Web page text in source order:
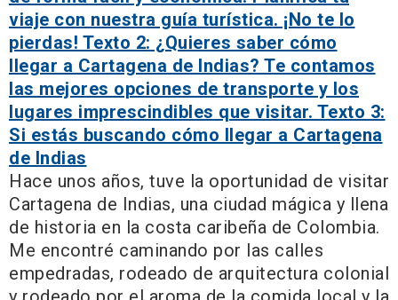
Hace unos años, tuve la oportunidad de visitar
Cartagena de Indias, una ciudad mágica y llena
de historia en la costa caribeña de Colombia.
Me encontré caminando por las calles
empedradas, rodeado de arquitectura colonial